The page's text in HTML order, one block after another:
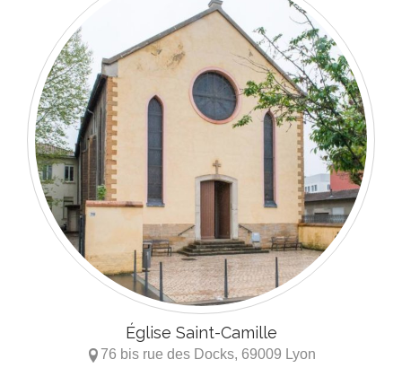
Église Saint-Camille
 76 bis rue des Docks, 69009 Lyon